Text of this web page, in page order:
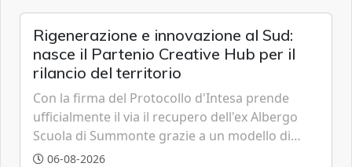
Rigenerazione e innovazione al Sud:
nasce il Partenio Creative Hub per il
rilancio del territorio
Con la firma del Protocollo d'Intesa prende
ufficialmente il via il recupero dell'ex Albergo
Scuola di Summonte grazie a un modello di
partenariato pubblico-privato e a una rete di
06-08-2026